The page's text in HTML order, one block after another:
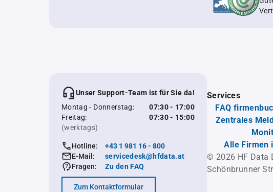
Unser Support-Team ist für Sie da!
Montag - Donnerstag:
07:30 - 17:00
Freitag:
07:30 - 15:00
(werktags)
Hotline:
+43 1 981 16 - 800
E-Mail:
servicedesk@hfdata.at
Fragen:
Zu den FAQ
Zum Kontaktformular
Services
FAQ
Zentrales
Alle Firmen
© 2026 HF Data
Schönbrunner